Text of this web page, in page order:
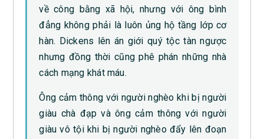
về công bằng xã hội, nhưng với ông bình
đẳng không phải là luôn ủng hộ tầng lớp cơ
hàn. Dickens lên án giới quý tộc tàn ngược
nhưng đồng thời cũng phê phán những nhà
cách mạng khát máu.
Ông cảm thông với người nghèo khi bị người
giàu chà đạp và ông cảm thông với người
giàu vô tội khi bị người nghèo đẩy lên đoạn